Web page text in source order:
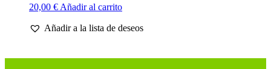
20,00 € Añadir al carrito
Añadir a la lista de deseos